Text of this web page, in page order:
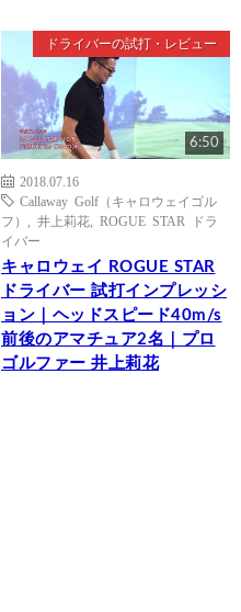
ドライバーの試打・レビュー
6:50
2018.07.16
Callaway Golf（キャロウェイゴル
フ）
井上莉花
ROGUE STAR ドラ
イバー
キャロウェイ ROGUE STAR
ドライバー 試打インプレッシ
ョン｜ヘッドスピード40m/s
前後のアマチュア2名｜プロ
ゴルファー 井上莉花